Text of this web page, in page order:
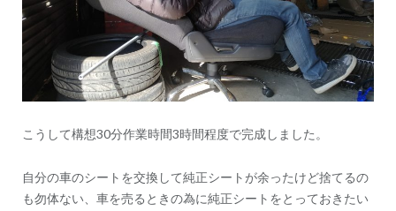
こうして構想30分作業時間3時間程度で完成しました。
自分の車のシートを交換して純正シートが余ったけど捨てるの
も勿体ない、車を売るときの為に純正シートをとっておきたい